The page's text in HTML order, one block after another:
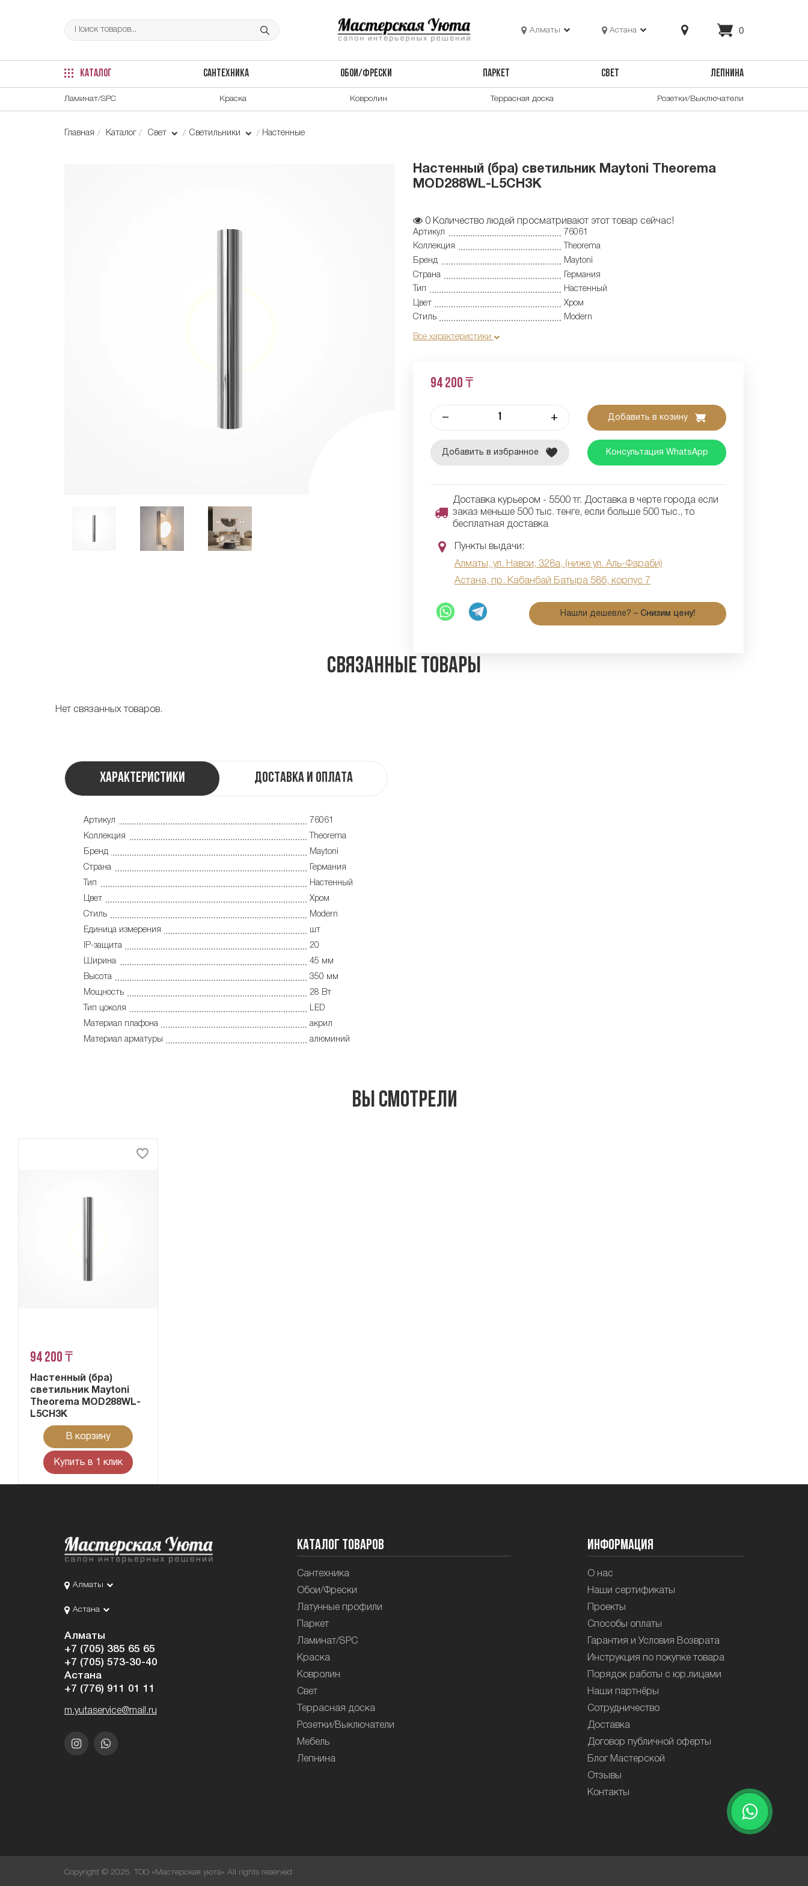
Алматы Астана 0
КАТАЛОГ САНТЕХНИКА ОБОИ/ФРЕСКИ ПАРКЕТ СВЕТ ЛЕПНИНА
Ламинат/SPC Краска Ковролин Террасная доска Розетки/Выключатели
Главная Каталог Свет Светильники Настенные
Настенный (бра) светильник Maytoni Theorema
MOD288WL-L5CH3K
0 Количество людей просматривают этот товар сейчас!
Артикул
76061
Коллекция
Theorema
Бренд
Maytoni
Страна
Германия
Тип
Настенный
Цвет
Хром
Стиль
Modern
Все характеристики
94 200 ₸
– + Добавить в козину
Добавить в избранное Консультация WhatsApp
Доставка курьером - 5500 тг. Доставка в черте города если
заказ меньше 500 тыс. тенге, если больше 500 тыс., то
бесплатная доставка
Пункты выдачи:
Алматы, ул. Навои, 328а, (ниже ул. Аль-Фараби)
Астана, пр. Кабанбай Батыра 58б, корпус 7
Нашли дешевле? – Снизим цену!
Связанные товары
Нет связанных товаров.
Характеристики Доставка и оплата
Артикул
76061
Коллекция
Theorema
Бренд
Maytoni
Страна
Германия
Тип
Настенный
Цвет
Хром
Стиль
Modern
Единица измерения
шт
IP-защита
20
Ширина
45 мм
Высота
350 мм
Мощность
28 Вт
Тип цоколя
LED
Материал плафона
акрил
Материал арматуры
алюминий
Вы смотрели
94 200 ₸
Настенный (бра)
светильник Maytoni
Theorema MOD288WL-
L5CH3K
В корзину
Купить в 1 клик
Алматы
Астана
Алматы
+7 (705) 385 65 65
+7 (705) 573-30-40
Астана
+7 (776) 911 01 11
m.yutaservice@mail.ru
Каталог товаров
Сантехника
Обои/Фрески
Латунные профили
Паркет
Ламинат/SPC
Краска
Ковролин
Свет
Террасная доска
Розетки/Выключатели
Мебель
Лепнина
Информация
О нас
Наши сертификаты
Проекты
Способы оплаты
Гарантия и Условия Возврата
Инструкция по покупке товара
Порядок работы с юр.лицами
Наши партнёры
Сотрудничество
Доставка
Договор публичной оферты
Блог Мастерской
Отзывы
Контакты
Copyright © 2025. ТОО «Мастерская уюта» All rights reserved